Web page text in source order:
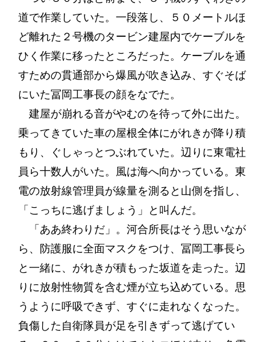
道で作業していた。一段落し、５０メートルほ
ど離れた２号機のタービン建屋内でケーブルを
ひく作業に移ったところだった。ケーブルを通
すための貫通部から爆風が吹き込み、すぐそば
にいた冨岡工事長の顔をなでた。
建屋が崩れる音がやむのを待って外に出た。
乗ってきていた車の屋根全体にがれきが降り積
もり、ぐしゃっとつぶれていた。辺りに東電社
員ら十数人がいた。風は海へ向かっている。東
電の放射線管理員が線量を測ると山側を指し、
「こっちに逃げましょう」と叫んだ。
「ああ終わりだ」。河合所長はそう思いなが
ら、防護服に全面マスクをつけ、冨岡工事長ら
と一緒に、がれきが積もった坂道を走った。辺
りに放射性物質を含む煙が立ち込めている。思
うように呼吸できず、すぐに走れなくなった。
負傷した自衛隊員が足を引きずって逃げてい